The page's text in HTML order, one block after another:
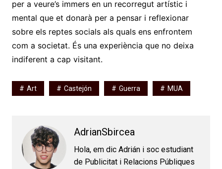
per a veure’s immers en un recorregut artístic i
mental que et donarà per a pensar i reflexionar
sobre els reptes socials als quals ens enfrontem
com a societat. És una experiència que no deixa
indiferent a cap visitant.
Art Castejón Guerra MUA
AdrianSbircea
Hola, em dic Adrián i soc estudiant
de Publicitat i Relacions Públiques